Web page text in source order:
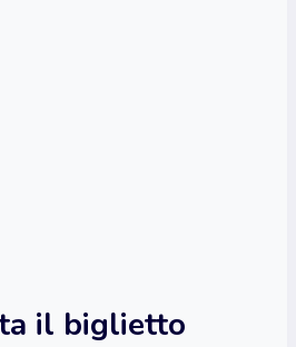
il biglietto